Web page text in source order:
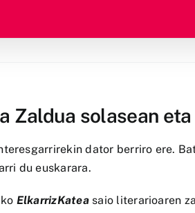
Zaldua solasean
dator berriro ere.
du euskarara.
ElkarrizKateasaio literarioaren